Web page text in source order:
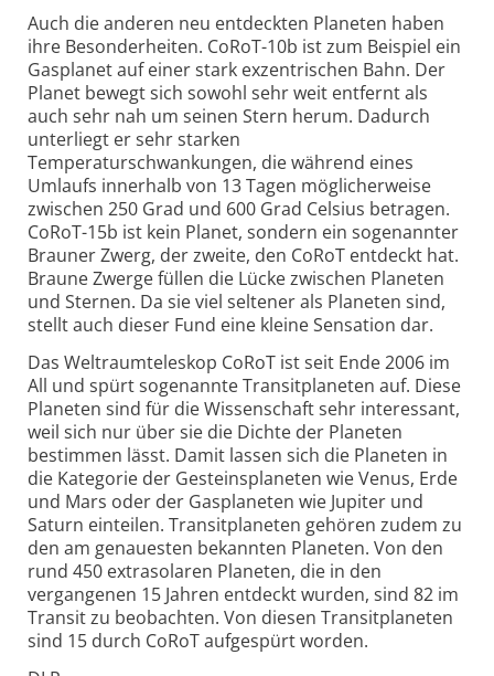
Auch die anderen neu entdeckten Planeten haben
ihre Besonderheiten. CoRoT-10b ist zum Beispiel ein
Gasplanet auf einer stark exzentrischen Bahn. Der
Planet bewegt sich sowohl sehr weit entfernt als
auch sehr nah um seinen Stern herum. Dadurch
unterliegt er sehr starken
Temperaturschwankungen, die während eines
Umlaufs innerhalb von 13 Tagen möglicherweise
zwischen 250 Grad und 600 Grad Celsius betragen.
CoRoT-15b ist kein Planet, sondern ein sogenannter
Brauner Zwerg, der zweite, den CoRoT entdeckt hat.
Braune Zwerge füllen die Lücke zwischen Planeten
und Sternen. Da sie viel seltener als Planeten sind,
stellt auch dieser Fund eine kleine Sensation dar.
Das Weltraumteleskop CoRoT ist seit Ende 2006 im
All und spürt sogenannte Transitplaneten auf. Diese
Planeten sind für die Wissenschaft sehr interessant,
weil sich nur über sie die Dichte der Planeten
bestimmen lässt. Damit lassen sich die Planeten in
die Kategorie der Gesteinsplaneten wie Venus, Erde
und Mars oder der Gasplaneten wie Jupiter und
Saturn einteilen. Transitplaneten gehören zudem zu
den am genauesten bekannten Planeten. Von den
rund 450 extrasolaren Planeten, die in den
vergangenen 15 Jahren entdeckt wurden, sind 82 im
Transit zu beobachten. Von diesen Transitplaneten
sind 15 durch CoRoT aufgespürt worden.